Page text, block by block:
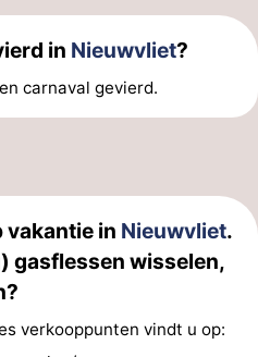
in Nieuwvliet?
carnaval gevierd.
vakantie in Nieuwvliet.
gasflessen wisselen,
verkooppunten vindt u op: